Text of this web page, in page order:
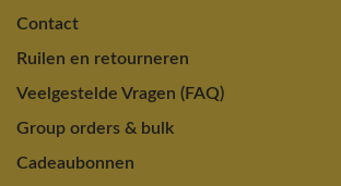
Contact
Ruilen en retourneren
Veelgestelde Vragen (FAQ)
Group orders & bulk
Cadeaubonnen